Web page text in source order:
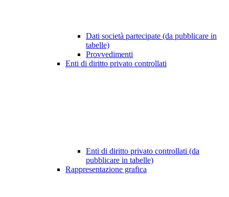
Dati società partecipate (da pubblicare in
tabelle)
Provvedimenti
Enti di diritto privato controllati
Enti di diritto privato controllati (da
pubblicare in tabelle)
Rappresentazione grafica